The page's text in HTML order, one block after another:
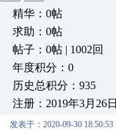
精华：0帖
求助：0帖
帖子：0帖 | 1002回
年度积分：0
历史总积分：935
注册：2019年3月26日
发表于：2020-09-30 18:50:53